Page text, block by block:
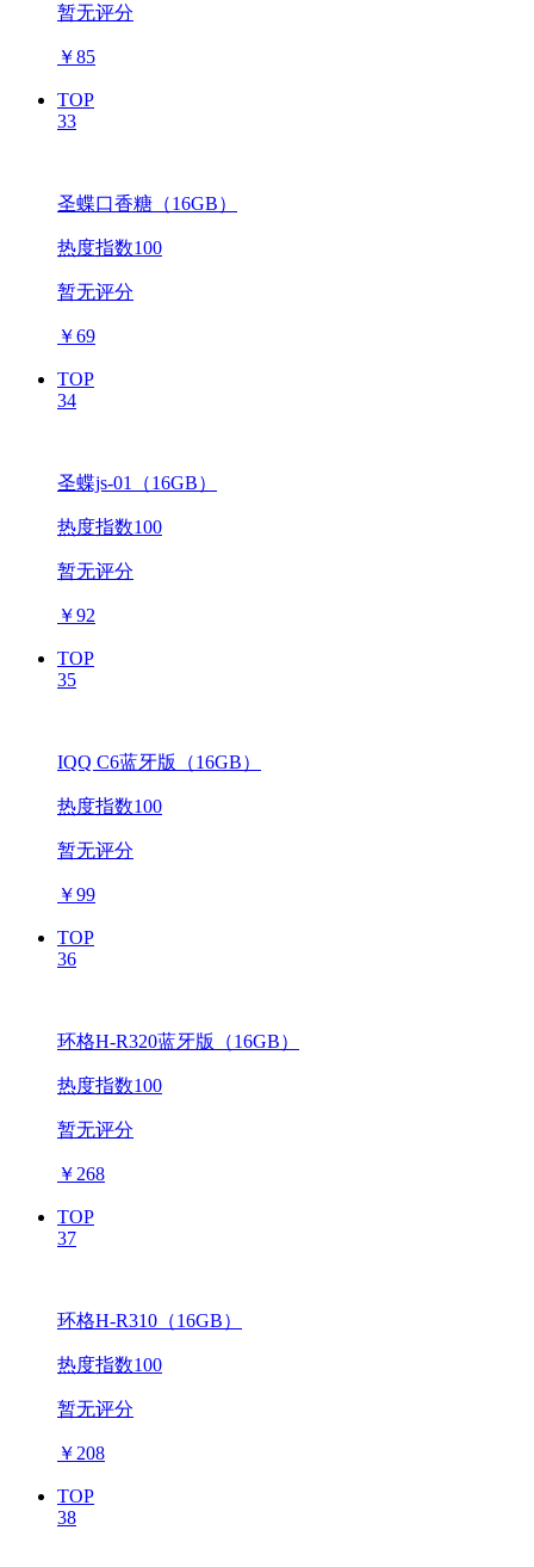
暂无评分
￥85
TOP
33
圣蝶口香糖（16GB）
热度指数100
暂无评分
￥69
TOP
34
圣蝶js-01（16GB）
热度指数100
暂无评分
￥92
TOP
35
IQQ C6蓝牙版（16GB）
热度指数100
暂无评分
￥99
TOP
36
环格H-R320蓝牙版（16GB）
热度指数100
暂无评分
￥ 268
TOP
37
环格H-R310（16GB）
热度指数100
暂无评分
￥ 208
TOP
38